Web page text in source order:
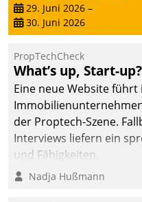
29. Juni 2026 –
30. Juni 2026
PropTechCheck
What’s up, Start-up?
Eine neue Website
der Proptech-Szene.
Interviews liefern ein
und Fähigkeiten.
Nadja Hußmann